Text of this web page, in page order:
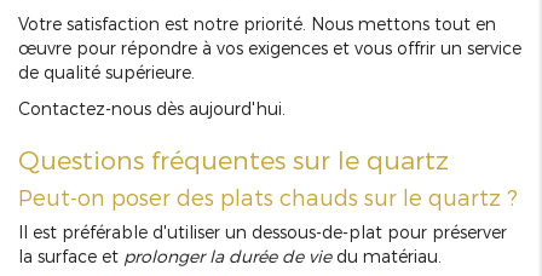
Votre satisfaction est notre priorité. Nous mettons tout en
œuvre pour répondre à vos exigences et vous offrir un service
de qualité supérieure.
Contactez-nous dès aujourd'hui.
Questions fréquentes sur le quartz
Peut-on poser des plats chauds sur le quartz ?
Il est préférable d'utiliser un dessous-de-plat pour préserver
la surface et prolonger la durée de viedu matériau.